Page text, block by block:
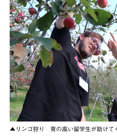
▲リンゴ狩り 背の高い留学生が助けて